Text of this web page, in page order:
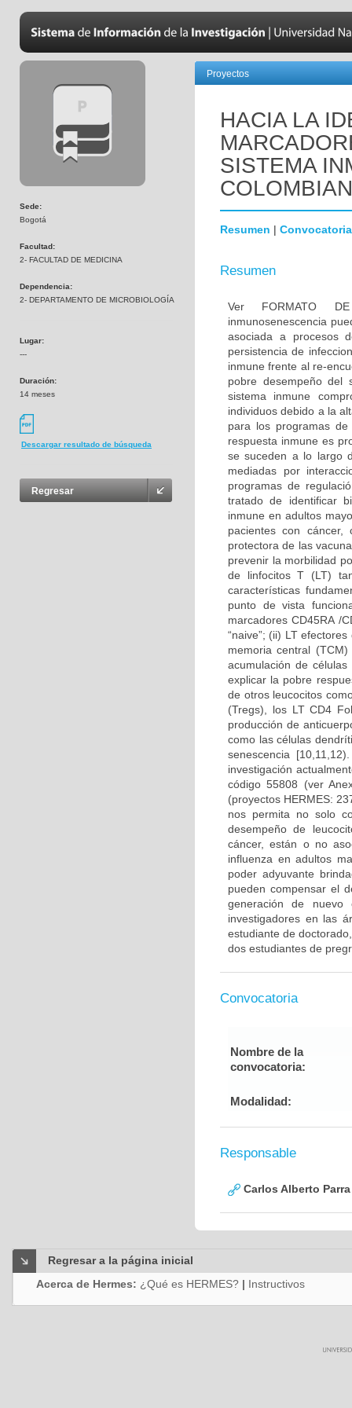
Sede:
Bogotá
Facultad:
2- FACULTAD DE MEDICINA
Dependencia:
2- DEPARTAMENTO DE MICROBIOLOGÍA
Lugar:
---
Duración:
14 meses
Descargar resultado de búsqueda
Regresar
Proyectos
HACIA LA
SISTEMA
Resumen | Convocatoria
Resumen
Ver FORMATO DE
inmunosenescencia
asociada a procesos
persistencia de
inmune frente al re-
pobre desempeño del
sistema inmune
individuos debido a la
para los programas
respuesta inmune es
se suceden a lo largo
mediadas por
programas de
tratado de identificar
inmune en adultos
pacientes con
protectora de las
prevenir la morbilidad
de linfocitos T (LT)
características
punto de vista
marcadores CD45RA /
“naive”; (ii) LT
memoria central
acumulación de
explicar la pobre
de otros leucocitos
(Tregs), los LT CD4
producción de
como las células
senescencia
investigación
código 55808 (ver
(proyectos HERMES:
nos permita no solo
desempeño de
cáncer, están o no
influenza en adultos
poder adyuvante
pueden compensar el
generación de nuevo
investigadores en las
estudiante de
dos estudiantes de
Convocatoria
Nombre de la
convocatoria:
Modalidad:
Responsable
Carlos Alberto
Regresar a la página inicial
Acerca de Hermes: ¿Qué es HERMES? | Instructivos